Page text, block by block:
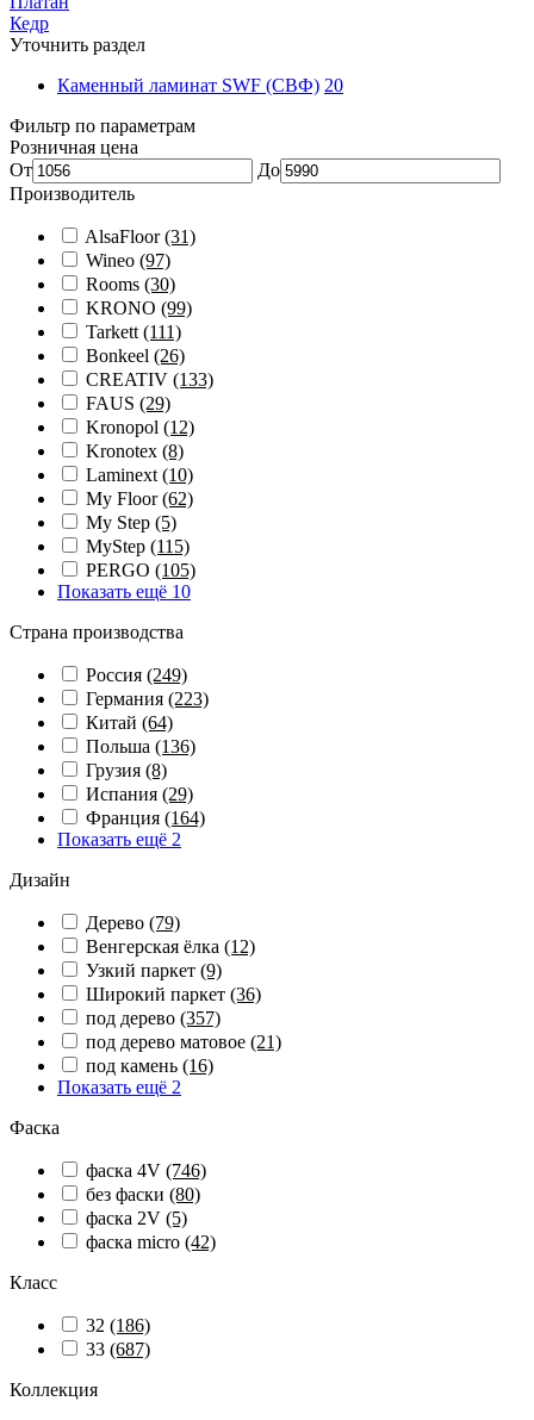
Кедр
Уточнить раздел
Каменный ламинат SWF (СВФ) 20
Фильтр по параметрам
Розничная цена
От
До
Производитель
AlsaFloor(31)
Wineo (97)
Rooms (30)
KRONO (99)
Tarkett (111)
Bonkeel (26)
CREATIV (133)
FAUS (29)
Kronopol (12)
Kronotex (8)
Laminext (10)
My Floor(62)
My Step (5)
MyStep (115)
PERGO (105)
Показать ещё 10
Страна производства
Россия (249)
Германия (223)
Китай (64)
Польша (136)
Грузия (8)
Испания (29)
Франция (164)
Показать ещё 2
Дизайн
Дерево (79)
Венгерская ёлка (12)
Узкий паркет (9)
Широкий паркет (36)
под дерево (357)
под дерево матовое (21)
под камень (16)
Показать ещё 2
Фаска
фаска 4V (746)
без фаски (80)
фаска 2V (5)
фаска micro (42)
Класс
32 (186)
33 (687)
Коллекция